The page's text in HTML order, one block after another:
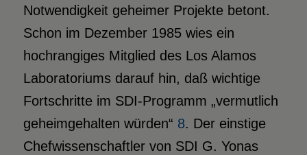
Notwendigkeit geheimer Projekte betont.
Schon im Dezember 1985 wies ein
hochrangiges Mitglied des Los Alamos
Laboratoriums darauf hin, daß wichtige
Fortschritte im SDI-Programm „vermutlich
geheimgehalten würden“ 8. Der einstige
Chefwissenschaftler von SDI G. Yonas